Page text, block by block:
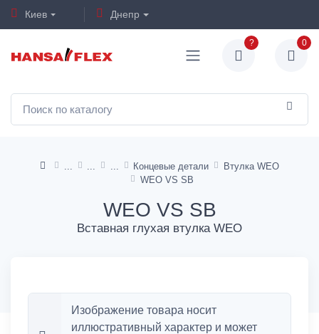
Киев Днепр
? 0
Концевые детали
Втулка WEO
WEO VS SB
WEO VS SB
Вставная глухая втулка WEO
Изображение товара носит
иллюстративный характер и может